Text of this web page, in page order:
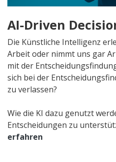
AI-Driven
Die Künstliche Intelligenz
Arbeit oder nimmt uns gar
mit der
sich bei der
zu verlassen?
Wie die KI dazu genutzt
Entscheidungen zu
erfahren